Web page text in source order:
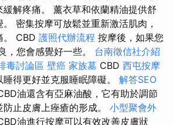
解疼痛。 薰衣草和依蘭精油提供舒
密集按摩可放鬆並重新激活肌肉，
。 CBD 護照代辦流程 按摩後，如果您
，您會感覺好一些。 台南徵信社介紹
毒討論區 壁癌 家族墓 CBD 西屯按摩
得更好並克服睡眠障礙。 解答SEO
油還含有亞麻油酸，它有助於調節
止皮膚上痤瘡的形成。 小型聚會外
油進行按摩可以有效改善皮膚狀